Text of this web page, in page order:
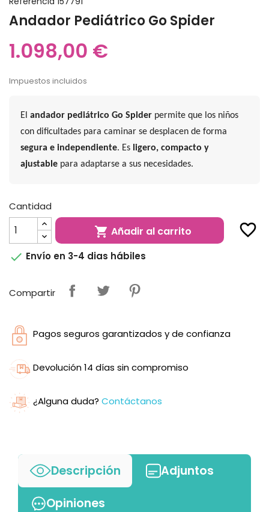
Andador Pediátrico Go Spider
1.098,00 €
Impuestos incluidos
Elandador pediátrico Go Spider permite que los niños
con dificultades para caminar se desplacen de forma
segura e independiente. Es ligero, compacto y
ajustable para adaptarse a sus necesidades.
Cantidad
 Añadir al carrito favorite_border
 Envío en 3-4 dias hábiles
Compartir
Pagos seguros garantizados y de confianza
Devolución 14 días sin compromiso
¿Alguna duda? Contáctanos
Descripción
Adjuntos
Opiniones